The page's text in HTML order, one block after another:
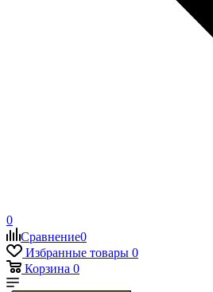
0
Сравнение0
Избранные товары 0
Корзина 0